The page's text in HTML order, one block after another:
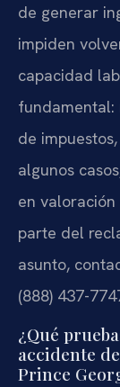
de generar
impiden
capacidad
fundamental:
de
algunos
en
parte del
asunto,
(888) 437-
¿Qué
accidente
Prince